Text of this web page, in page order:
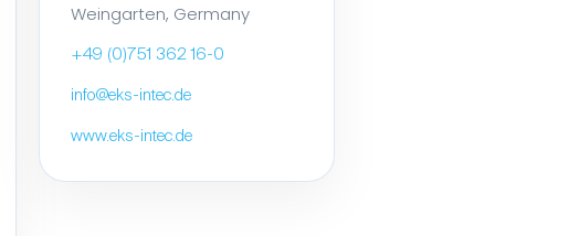
Weingarten, Germany
+49 (0)751 362 16-0
info@eks-intec.de
www.eks-intec.de